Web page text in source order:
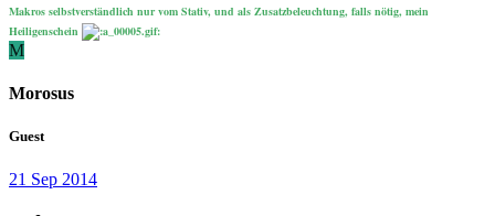
Makros selbstverständlich nur vom Stativ, und als Zusatzbeleuchtung, falls nötig, mein
Heiligenschein
M
Morosus
Guest
21 Sep 2014